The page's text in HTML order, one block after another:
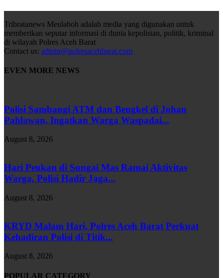
Tribratanews Meulaboh adalah media yang digunakan untuk
memberikan seputar informasi di dunia kepolisian, politik, kriminal
di wilayah Polres Aceh Barat
Contact us: admin@polresacehbarat.com
EVEN MORE NEWS
Polisi Sambangi ATM dan Bengkel di Johan
Pahlawan, Ingatkan Warga Waspadai...
August 8, 2026
Hari Peukan di Sungai Mas Ramai Aktivitas
Warga, Polisi Hadir Jaga...
August 8, 2026
KRYD Malam Hari, Polres Aceh Barat Perkuat
Kehadiran Polisi di Titik...
August 8, 2026
POPULAR CATEGORY